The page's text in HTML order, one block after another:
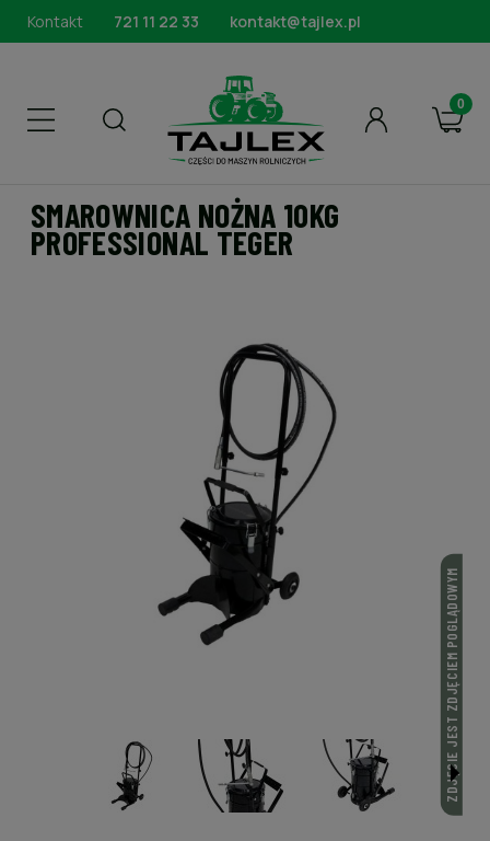
Kontakt 721 11 22 33 kontakt@tajlex.pl
SMAROWNICA NOŻNA 10KG
PROFESSIONAL TEGER
ZDJĘCIE JEST ZDJĘCIEM POGLĄDOWYM